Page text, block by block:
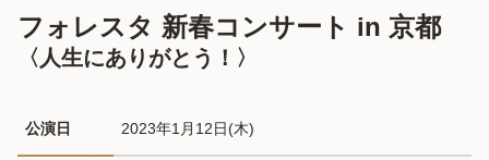
フォレスタ 新春コンサート in 京都
〈人生にありがとう！〉
公演日 2023年1月12日(木)